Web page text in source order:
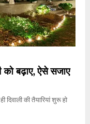
बढ़ाए, ऐसे सजाए
की तैयारियां शुरू हो